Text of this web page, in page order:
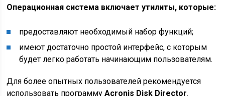
Операционная система включает утилиты, которые:
предоставляют необходимый набор функций;
имеют достаточно простой интерфейс, с которым
будет легко работать начинающим пользователям.
Для более опытных пользователей рекомендуется
использовать программуAcronis Disk Director.